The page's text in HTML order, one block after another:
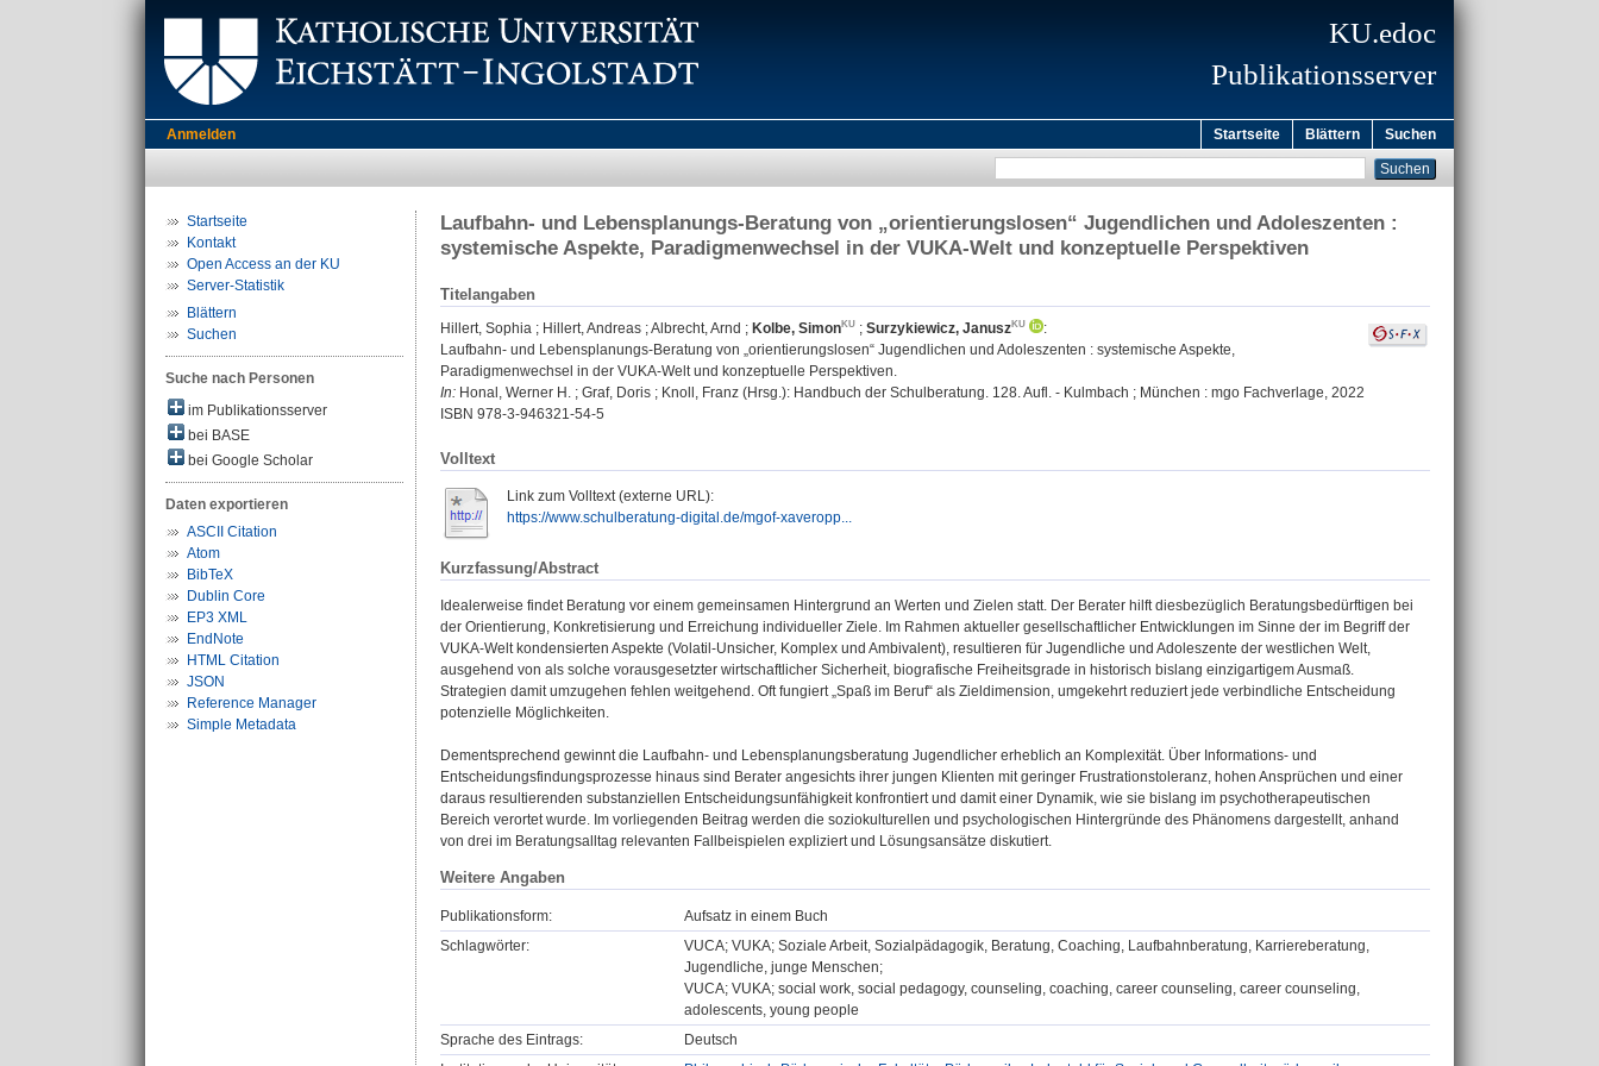
KU.edoc
Publikationsserver
Anmelden Startseite Blättern Suchen
Startseite
Kontakt
Open Access an der KU
Server-Statistik
Blättern
Suchen
Suche nach Personen
im Publikationsserver
bei BASE
bei Google Scholar
Daten exportieren
ASCII Citation
Atom
BibTeX
Dublin Core
EP3 XML
EndNote
HTML Citation
JSON
Reference Manager
Simple Metadata
Laufbahn- und Lebensplanungs-Beratung von „orientierungslosen“ Jugendlichen und Adoleszenten :
systemische Aspekte, Paradigmenwechsel in der VUKA-Welt und konzeptuelle Perspektiven
Titelangaben
Hillert, Sophia ; Hillert, Andreas ;Albrecht, Arnd ; Kolbe, Simon ; Surzykiewicz, Janusz
:
Laufbahn- und Lebensplanungs-Beratung von „orientierungslosen“ Jugendlichen und Adoleszenten : systemische Aspekte,
Paradigmenwechsel in der VUKA-Welt und konzeptuelle Perspektiven.
In: Honal, Werner H. ; Graf, Doris ; Knoll, Franz (Hrsg.): Handbuch der Schulberatung. 128. Aufl. - Kulmbach ; München : mgo Fachverlage, 2022
ISBN 978-3-946321-54-5
Volltext
Link zum Volltext (externe URL):
https://www.schulberatung-digital.de/mgof-xaveropp...
Kurzfassung/Abstract
Idealerweise findet Beratung vor einem gemeinsamen Hintergrund an Werten und Zielen statt. Der Berater hilft diesbezüglich Beratungsbedürftigen bei
der Orientierung, Konkretisierung und Erreichung individueller Ziele. Im Rahmen aktueller gesellschaftlicher Entwicklungen im Sinne der im Begriff der
VUKA-Welt kondensierten Aspekte (Volatil-Unsicher, Komplex und Ambivalent), resultieren für Jugendliche und Adoleszente der westlichen Welt,
ausgehend von als solche vorausgesetzter wirtschaftlicher Sicherheit, biografische Freiheitsgrade in historisch bislang einzigartigem Ausmaß.
Strategien damit umzugehen fehlen weitgehend. Oft fungiert „Spaß im Beruf“ als Zieldimension, umgekehrt reduziert jede verbindliche Entscheidung
potenzielle Möglichkeiten.
Dementsprechend gewinnt die Laufbahn- und Lebensplanungsberatung Jugendlicher erheblich an Komplexität. Über Informations- und
Entscheidungsfindungsprozesse hinaus sind Berater angesichts ihrer jungen Klienten mit geringer Frustrationstoleranz, hohen Ansprüchen und einer
daraus resultierenden substanziellen Entscheidungsunfähigkeit konfrontiert und damit einer Dynamik, wie sie bislang im psychotherapeutischen
Bereich verortet wurde. Im vorliegenden Beitrag werden die soziokulturellen und psychologischen Hintergründe des Phänomens dargestellt, anhand
von drei im Beratungsalltag relevanten Fallbeispielen expliziert und Lösungsansätze diskutiert.
Weitere Angaben
Publikationsform:
Aufsatz in einem Buch
Schlagwörter:
VUCA; VUKA; Soziale Arbeit, Sozialpädagogik, Beratung, Coaching, Laufbahnberatung, Karriereberatung,
Jugendliche, junge Menschen;
VUCA; VUKA; social work, social pedagogy, counseling, coaching, career counseling, career counseling,
adolescents, young people
Sprache des Eintrags:
Deutsch